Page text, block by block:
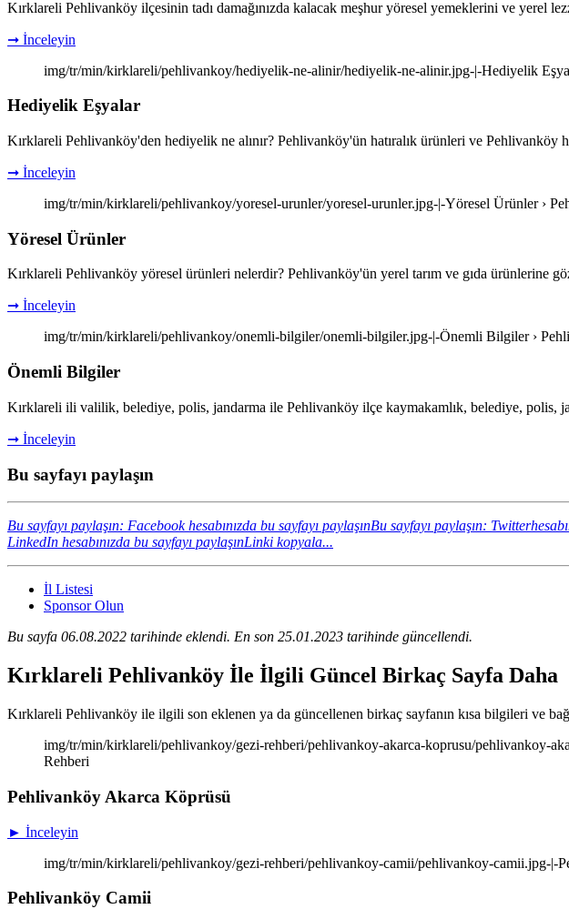
Kırklareli Pehlivanköy ilçesinin tadı damağınızda kalacak meşhur yöresel yemeklerini ve yerel
➞ İnceleyin
img/tr/min/kirklareli/pehlivankoy/hediyelik-ne-alinir/hediyelik-ne-alinir.jpg-|-Hediyelik
Hediyelik Eşyalar
Kırklareli Pehlivanköy'den hediyelik ne alınır? Pehlivanköy'ün hatıralık ürünleri ve Pehlivanköy
➞ İnceleyin
img/tr/min/kirklareli/pehlivankoy/yoresel-urunler/yoresel-urunler.jpg-|-Yöresel Ürünler ›
Yöresel Ürünler
Kırklareli Pehlivanköy yöresel ürünleri nelerdir? Pehlivanköy'ün yerel tarım ve gıda ürünlerine
➞ İnceleyin
img/tr/min/kirklareli/pehlivankoy/onemli-bilgiler/onemli-bilgiler.jpg-|-Önemli Bilgiler ›
Önemli Bilgiler
Kırklareli ili valilik, belediye, polis, jandarma ile Pehlivanköy ilçe kaymakamlık, belediye, polis,
➞ İnceleyin
Bu sayfayı paylaşın
Bu sayfayı paylaşın: Facebook hesabınızda bu sayfayı paylaşınBu sayfayı paylaşın:
LinkedIn hesabınızda bu sayfayı paylaşınLinki kopyala...
İl Listesi
Sponsor Olun
Bu sayfa 06.08.2022 tarihinde eklendi. En son 25.01.2023 tarihinde güncellendi.
Kırklareli Pehlivanköy İle İlgili Güncel Birkaç Sayfa Daha
Kırklareli Pehlivanköy ile ilgili son eklenen ya da güncellenen birkaç sayfanın kısa bilgileri ve
img/tr/min/kirklareli/pehlivankoy/gezi-rehberi/pehlivankoy-akarca-koprusu/pehlivankoy-
Rehberi
Pehlivanköy Akarca Köprüsü
► İnceleyin
img/tr/min/kirklareli/pehlivankoy/gezi-rehberi/pehlivankoy-camii/pehlivankoy-camii.jpg-|-
Pehlivanköy Camii